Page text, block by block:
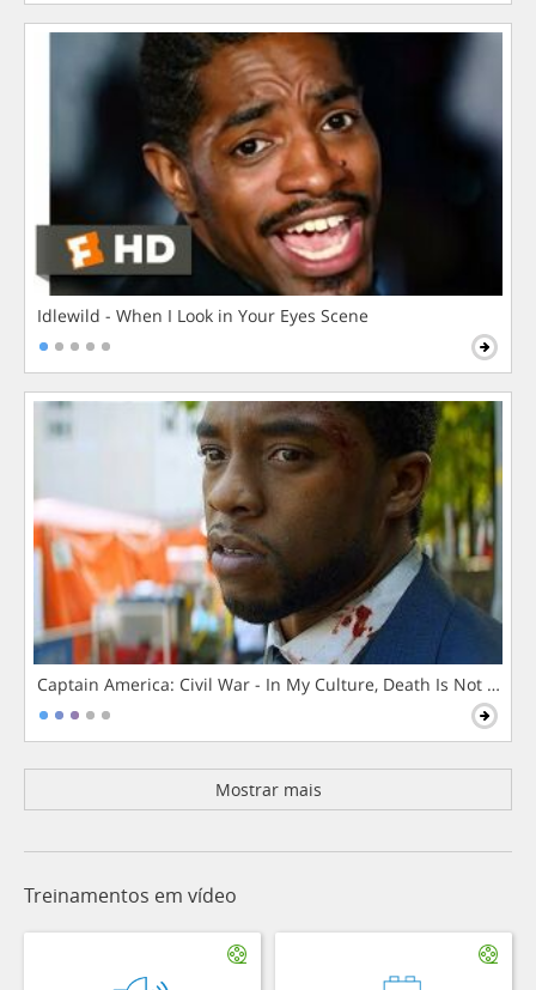
Idlewild - When I Look in Your Eyes Scene
Captain America: Civil War - In My Culture, Death Is Not The
Mostrar mais
Treinamentos em vídeo